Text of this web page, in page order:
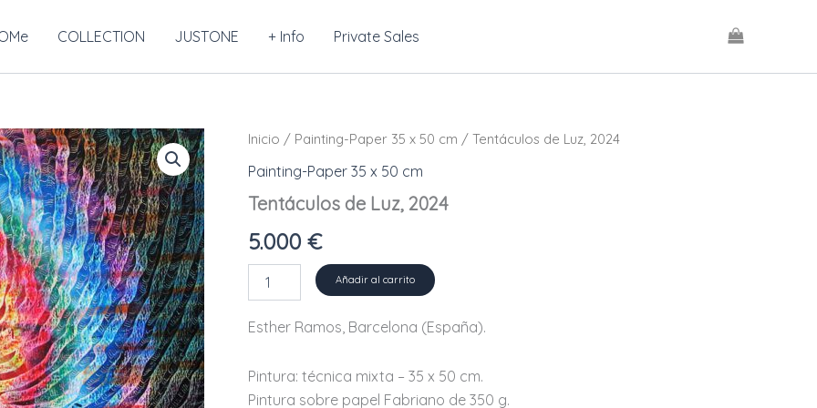
COLLECTION JUSTONE + Info Private Sales
Inicio / Painting-Paper 35 x 50 cm / Tentáculos de Luz, 2024
Painting-Paper 35 x 50 cm
Tentáculos de Luz, 2024
5.000 €
2024
Añadir al carrito
Esther Ramos, Barcelona (España).
Pintura: técnica mixta – 35 x 50 cm.
Pintura sobre papel Fabriano de 350 g.